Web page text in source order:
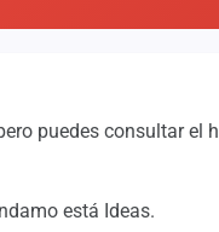
puedes consultar
está Ideas.